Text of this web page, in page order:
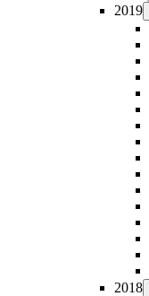
2019
2018